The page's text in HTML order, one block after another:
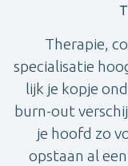
Therapie,
specialisatie
lijk je kopje
burn-out
je hoofd zo
opstaan al